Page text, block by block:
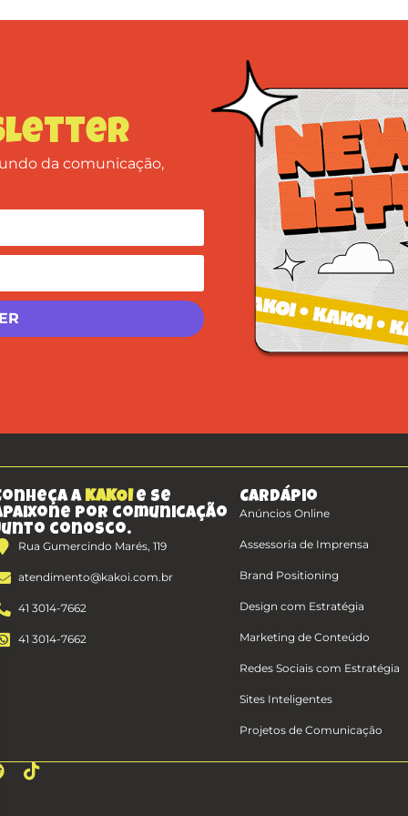
da comunicação,
a KAKOIe se
por comunicação
conosco.
Rua Gumercindo Marés, 119
atendimento@kakoi.com.br
41 3014-7662
41 3014-7662
Cardápio
Anúncios Online
Assessoria de Imprensa
Brand Positioning
Design com Estratégia
Marketing de Conteúdo
Redes Sociais com Estratégia
Sites Inteligentes
Projetos de Comunicação